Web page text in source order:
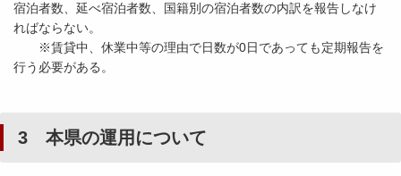
宿泊者数、延べ宿泊者数、国籍別の宿泊者数の内訳を報告しなけ
ればならない。
※賃貸中、休業中等の理由で日数が0日であっても定期報告を
行う必要がある。
3 本県の運用について